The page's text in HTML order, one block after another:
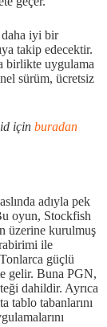
iyi bir
takip edecektir.
birlikte uygulama
sürüm, ücretsiz
için buradan
adıyla pek
oyun, Stockfish
üzerine kurulmuş
ile
güçlü
gelir. Buna PGN,
dahildir. Ayrıca
tablo tabanlarını